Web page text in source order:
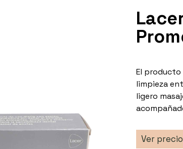
El producto
limpieza
ligero
Ver precio